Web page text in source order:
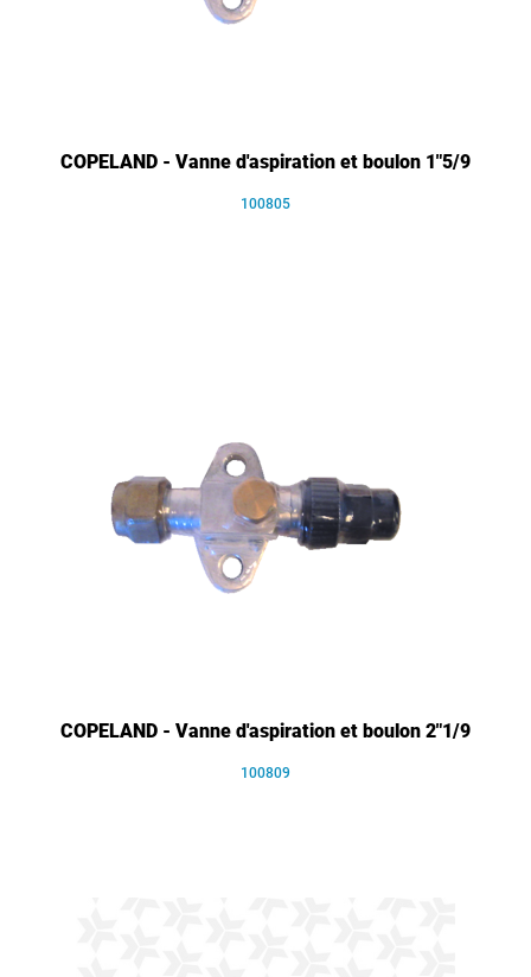
COPELAND - Vanne d'aspiration et boulon 1"5/9
100805
COPELAND - Vanne d'aspiration et boulon 2"1/9
100809